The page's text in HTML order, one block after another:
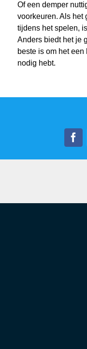
Of een demper
voorkeuren. Als het
tijdens het spelen,
Anders biedt het je
beste is om het
nodig hebt.